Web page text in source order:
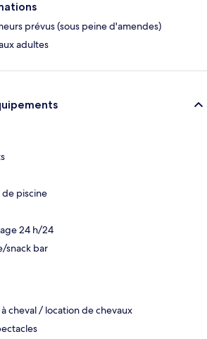
prévus (sous peine d'amendes)
adultes
piscine
24 h/24
snack bar
cheval / location de chevaux